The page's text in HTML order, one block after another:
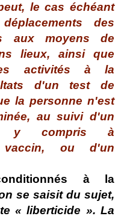
le cas échéant
des
aux moyens de
lieux, ainsi que
activités à la
d'un test de
la personne n'est
au suivi d'un
y compris à
vaccin, ou d'un
à la
se saisit du sujet,
« liberticide ». La